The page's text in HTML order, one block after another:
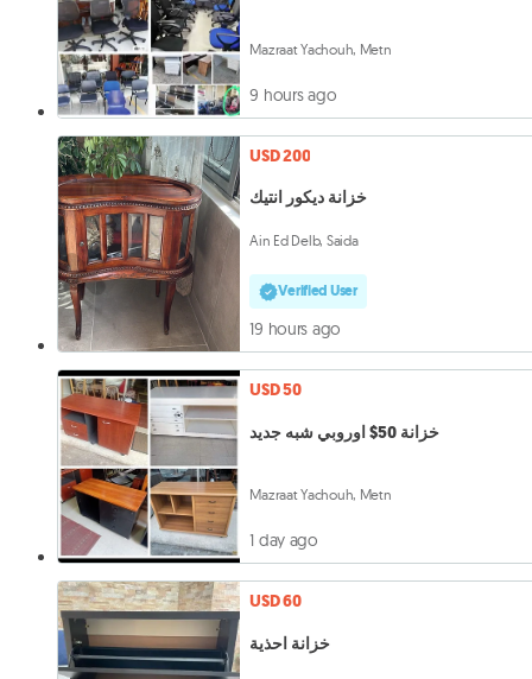
Mazraat Yachouh, Metn
9 hours ago
USD 200
خزانة ديكور انتيك
Ain Ed Delb, Saida
Verified User
19 hours ago
USD 50
خزانة 50$ اوروبي شبه جديد
Mazraat Yachouh, Metn
1 day ago
USD 60
خزانة احذية